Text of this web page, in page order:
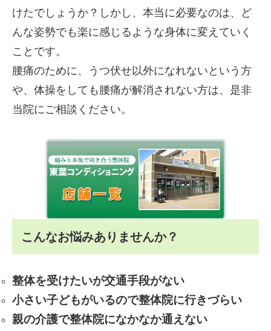
けたでしょうか？しかし、本当に必要なのは、ど
んな姿勢でも楽に感じるような身体に変えていく
ことです。
腰痛のために、うつ伏せ以外になれないという方
や、体操をしても腰痛が解消されない方は、是非
当院にご相談ください。
こんなお悩みありませんか？
整体を受けたいが交通手段がない
小さい子どもがいるので整体院に行きづらい
親の介護で整体院になかなか通えない